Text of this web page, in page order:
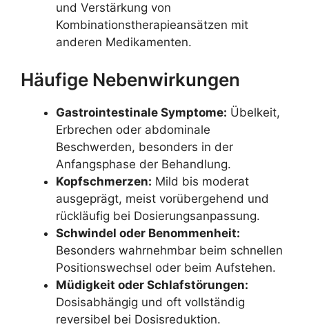
und Verstärkung von
Kombinationstherapieansätzen mit
anderen Medikamenten.
Häufige Nebenwirkungen
Gastrointestinale Symptome: Übelkeit,
Erbrechen oder abdominale
Beschwerden, besonders in der
Anfangsphase der Behandlung.
Kopfschmerzen: Mild bis moderat
ausgeprägt, meist vorübergehend und
rückläufig bei Dosierungsanpassung.
Schwindel oder Benommenheit:
Besonders wahrnehmbar beim schnellen
Positionswechsel oder beim Aufstehen.
Müdigkeit oder Schlafstörungen:
Dosisabhängig und oft vollständig
reversibel bei Dosisreduktion.